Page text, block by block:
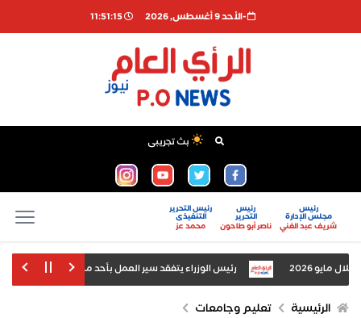
-اﻷحد 9 أغسطس, 2026 11:51:16
بث تجريبى
رئيس
مجلس الإدارة
شريف عبد الغني
رئيس
التحرير
ناصر أبو طاحون
رئيس التحرير
التنفيذى
محمد عز
رئيس الوزراء يتفقد سير العمل بأحد مطاحن الدقيق
الرئيسية تعليم وجامعات